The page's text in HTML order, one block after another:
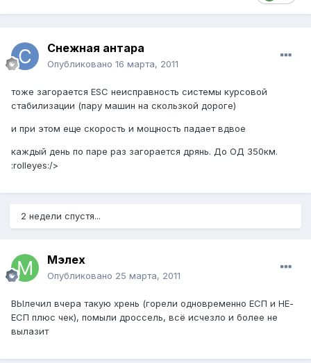
Снежная антара
Опубликовано 16 марта, 2011
тоже загорается ESС неисправность системы курсовой
стабилизации (пару машин на скользкой дороге)
и при этом еще скорость и мощность падает вдвое
каждый день по паре раз загорается дрянь. До ОД 350км.
:rolleyes:/>
2 недели спустя...
Мэлех
Опубликовано 25 марта, 2011
ВЫлечил вчера такую хрень (горели одновременно ЕСП и НЕ-
ЕСП плюс чек), помыли дроссель, всё исчезло и более не
вылазит